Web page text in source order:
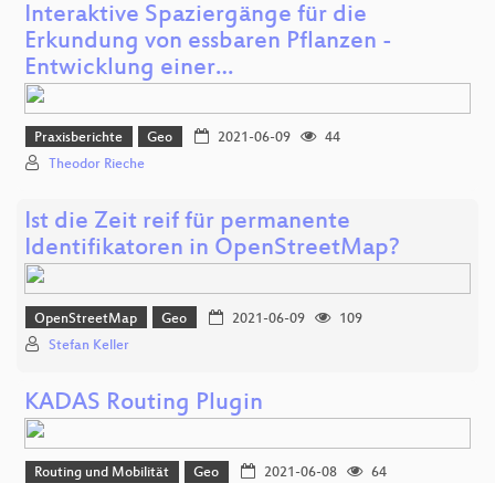
Interaktive Spaziergänge für die
Erkundung von essbaren Pflanzen -
Entwicklung einer…
Praxisberichte Geo 2021-06-09
44
Theodor Rieche
Ist die Zeit reif für permanente
Identifikatoren in OpenStreetMap?
OpenStreetMap Geo 2021-06-09
109
Stefan Keller
KADAS Routing Plugin
Routing und Mobilität Geo 2021-06-08
64